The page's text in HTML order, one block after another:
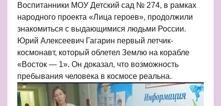
Воспитанники МОУ Детский сад № 274, в рамках
народного проекта «Лица героев», продолжили
знакомиться с выдающимися людьми России.
Юрий Алексеевич Гагарин первый летчик-
космонавт, который облетел Землю на корабле
«Восток — 1». Он доказал, что возможность
пребывания человека в космосе реальна.